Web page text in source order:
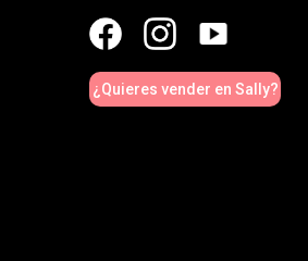
¿Quieres vender en Sally?